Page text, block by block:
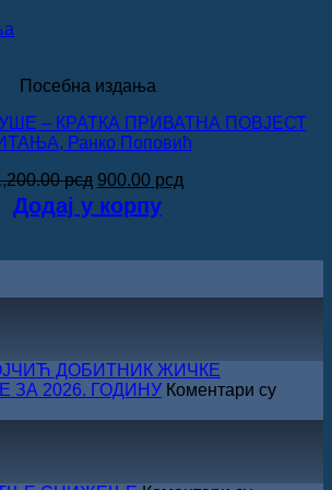
Посебна издања
‒ КРАТКА ПРИВАТНА ПОВЈЕСТ
Ранко Поповић
рсд Оригинална
цена
је
1,200.00 рсд.
900.00 рсдТренутна
Додај у корпу
ДОБИТНИК ЖИЧКЕ
ЗА 2026. ГОДИНУ Коментари су